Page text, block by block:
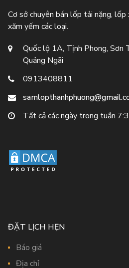
Cơ sở chuyên bán lốp tải nặng,
xăm yếm các loại.
Quốc lộ 1A, Tịnh Phong, Sơn
Quảng Ngãi
0913408811
Tất cả các ngày trong tuần
ĐẶT LỊCH HẸN
Báo giá
Địa chỉ